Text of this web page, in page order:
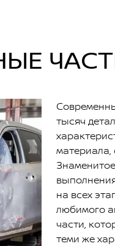
тысяч
материала,
на всех
любимого
части,
теми же